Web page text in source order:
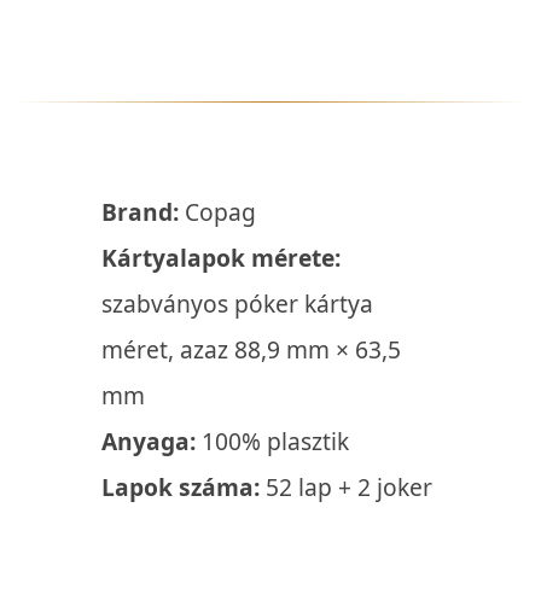
Brand: Copag
Kártyalapok mérete:
szabványos póker kártya
méret, azaz 88,9 mm × 63,5
mm
Anyaga: 100% plasztik
Lapok száma: 52 lap + 2 joker